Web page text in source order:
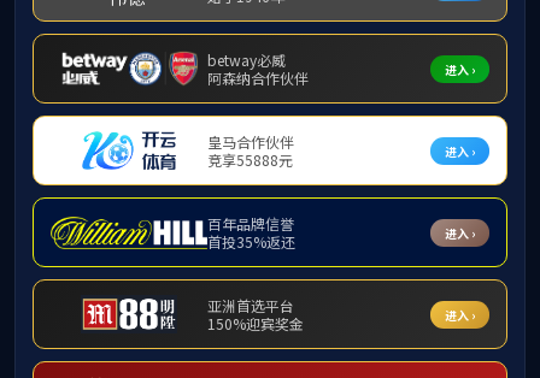
【招生通知】
【招生通知】
【招生通知】
【招生通知】
【招生通知】
【招生通知】